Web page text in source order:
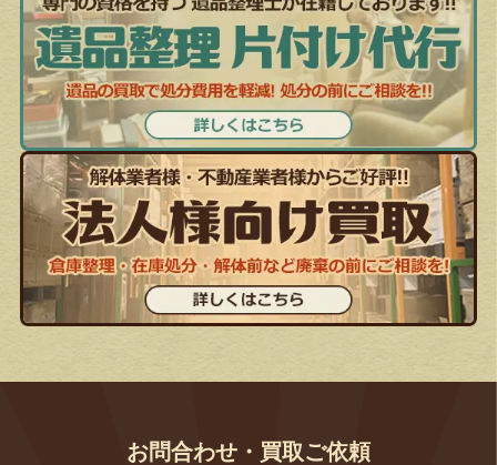
お問合わせ・買取ご依頼